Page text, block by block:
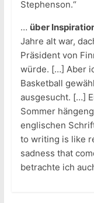
Stephenson.“
… über
Jahre alt war,
Präsident von
würde. […] Aber
Basketball
ausgesucht. […]
Sommer
englischen
to writing is like
sadness that
betrachte ich